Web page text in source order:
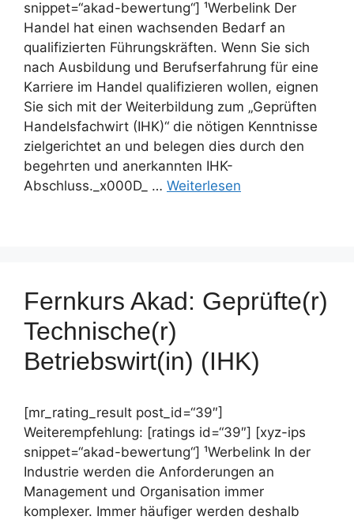
snippet=“akad-bewertung“] ¹Werbelink Der
Handel hat einen wachsenden Bedarf an
qualifizierten Führungskräften. Wenn Sie sich
nach Ausbildung und Berufserfahrung für eine
Karriere im Handel qualifizieren wollen, eignen
Sie sich mit der Weiterbildung zum „Geprüften
Handelsfachwirt (IHK)“ die nötigen Kenntnisse
zielgerichtet an und belegen dies durch den
begehrten und anerkannten IHK-
Abschluss._x000D_ … Weiterlesen
Fernkurs Akad: Geprüfte(r)
Technische(r)
Betriebswirt(in) (IHK)
[mr_rating_result post_id=“39″]
Weiterempfehlung: [ratings id=“39″] [xyz-ips
snippet=“akad-bewertung“] ¹Werbelink In der
Industrie werden die Anforderungen an
Management und Organisation immer
komplexer. Immer häufiger werden deshalb